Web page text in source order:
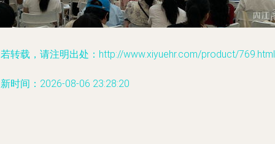
转载，请注明出处：http://www.xiyuehr.com/product/769.html
时间：2026-08-06 23:28:20